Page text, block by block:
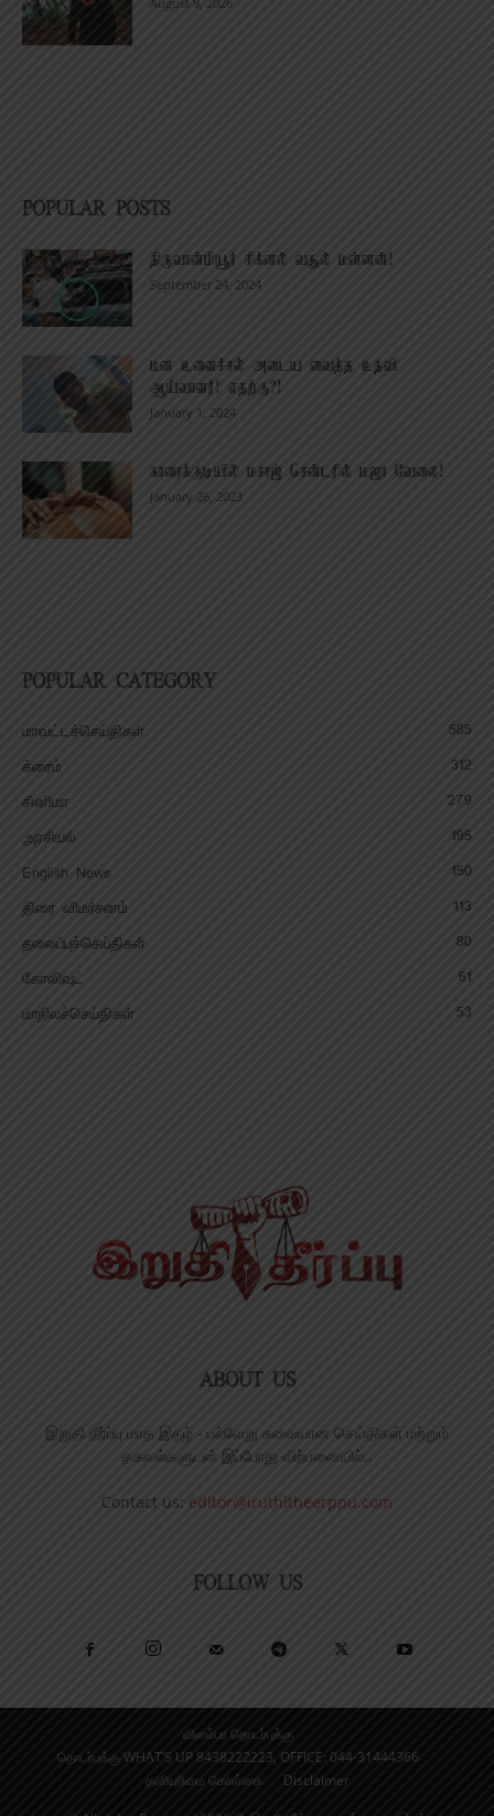
POPULAR POSTS
திருவான்மியூர் சிக்னல் வசூல் மன்னன்!
September 24, 2024
மன உளைச்சல் அடைய வைத்த உதவி
ஆய்வாளர்! எதற்கு?!
January 1, 2024
காரைக்குடியில் மசாஜ் சென்டரில் மஜா வேலை!
January 26, 2023
POPULAR CATEGORY
மாவட்டச்செய்திகள்
585
க்ரைம்
312
சினிமா
279
அரசியல்
195
English News
150
திரை விமர்சனம்
113
தலைப்புச்செய்திகள்
80
கோலிவுட்
61
மாநிலச்செய்திகள்
53
ABOUT US
இறுதி தீர்ப்பு மாத இதழ் - பல்வேறு சுவையான செய்திகள் மற்றும்
தகவல்களுடன் இப்போது விற்பனையில்..
Contact us: editor@iruthitheerppu.com
FOLLOW US
விளம்பர தொடர்புக்கு
தொடர்புக்கு WHAT’S UP 8438222223, OFFICE: 044-31444366
தனியுரிமை கொள்கை
Disclaimer